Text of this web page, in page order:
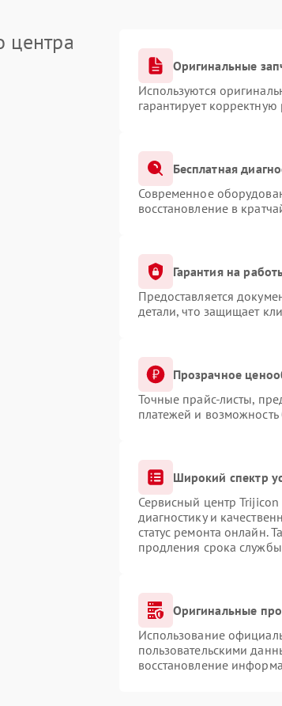
центра
Оригинальные
Используются
гарантирует
Бесплатная
Современное
восстановление в
Гарантия на
Предоставляется
детали, что защищает
Прозрачное
Точные прайс-листы,
платежей и
Широкий спектр
Сервисный центр Trijicon
диагностику и
статус ремонта онлайн.
продления срока
Оригинальные
Использование
пользовательскими
восстановление